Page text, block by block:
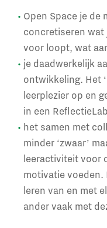
Open Space je de
concretiseren wat
voor loopt, wat
je daadwerkelijk
ontwikkeling. Het
leerplezier op en
in een
het samen met
minder ‘zwaar’
leeractiviteit voor
motivatie
leren van en met
ander vaak met